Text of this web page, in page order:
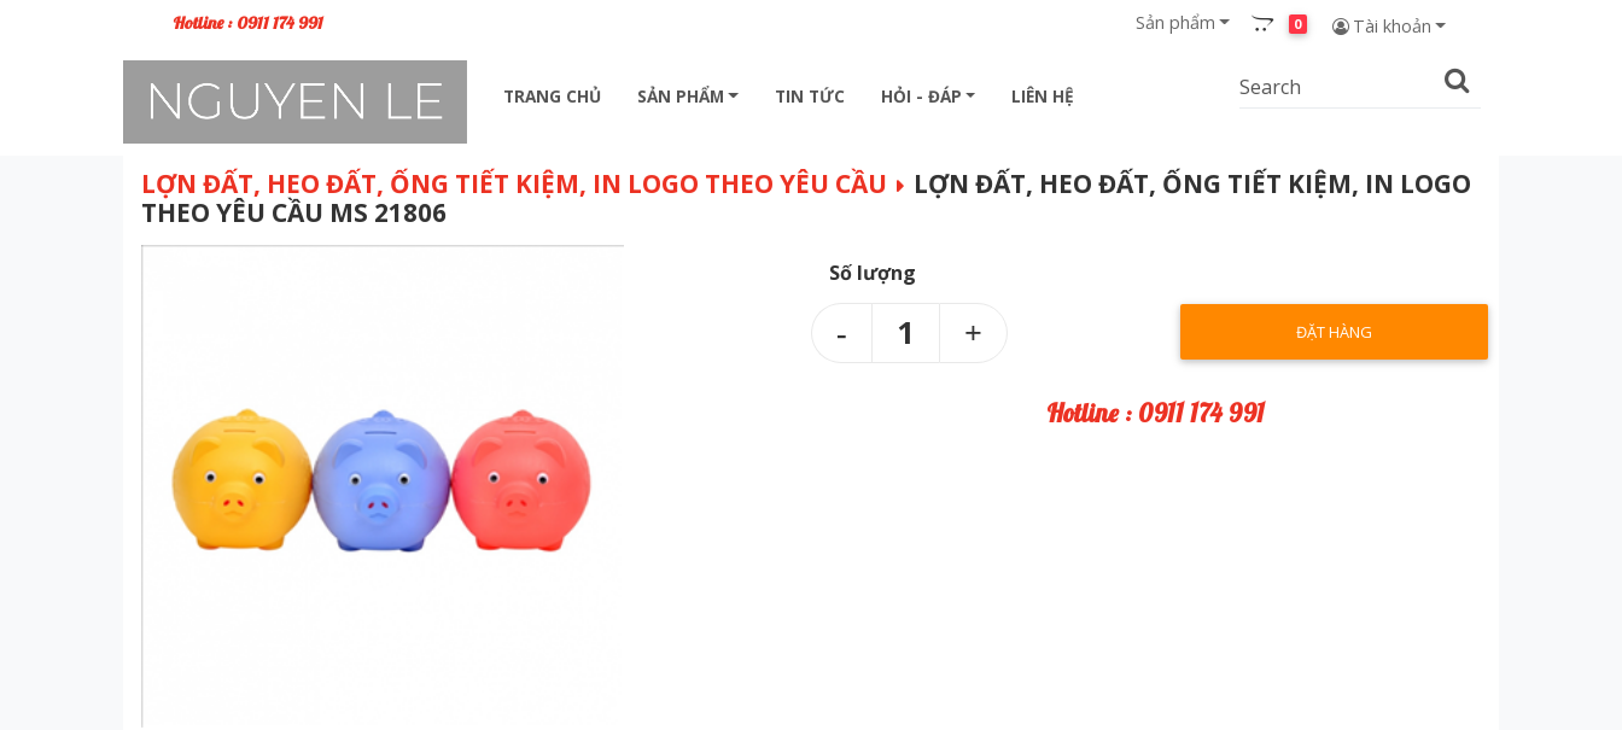
Hotline : 0911 174 991 Sản phẩm 0 Tài khoản
TRANG CHỦ SẢN PHẨM TIN TỨC HỎI - ĐÁP LIÊN HỆ
LỢN ĐẤT, HEO ĐẤT, ỐNG TIẾT KIỆM, IN LOGO THEO YÊU CẦU
LỢN ĐẤT, HEO ĐẤT, ỐNG TIẾT KIỆM, IN LOGO
THEO YÊU CẦU MS 21806
Số lượng
1 ĐẶT HÀNG
Hotline : 0911 174 991